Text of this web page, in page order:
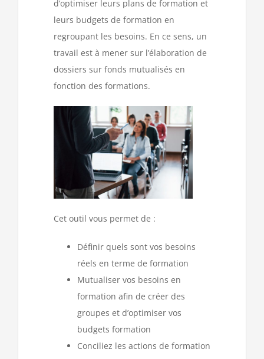
d’optimiser leurs plans de formation et
leurs budgets de formation en
regroupant les besoins. En ce sens, un
travail est à mener sur l’élaboration de
dossiers sur fonds mutualisés en
fonction des formations.
Cet outil vous permet de :
Définir quels sont vos besoins
réels en terme de formation
Mutualiser vos besoins en
formation afin de créer des
groupes et d’optimiser vos
budgets formation
Conciliez les actions de formation